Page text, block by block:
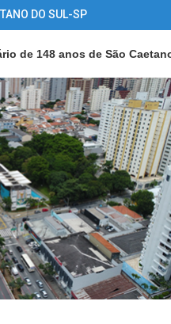
DO SUL-SP
de 148 anos de São